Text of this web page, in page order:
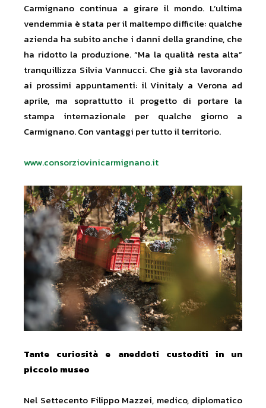
Carmignano continua a girare il mondo. L’ultima
vendemmia è stata per il maltempo difficile: qualche
azienda ha subito anche i danni della grandine, che
ha ridotto la produzione. “Ma la qualità resta alta”
tranquillizza Silvia Vannucci. Che già sta lavorando
ai prossimi appuntamenti: il Vinitaly a Verona ad
aprile, ma soprattutto il progetto di portare la
stampa internazionale per qualche giorno a
Carmignano. Con vantaggi per tutto il territorio.
www.consorziovinicarmignano.it
Tante curiosità e aneddoti custoditi in un
piccolo museo
Nel Settecento Filippo Mazzei, medico, diplomatico